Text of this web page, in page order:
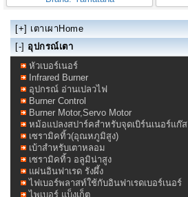
[+] เตาเผาHome
[-] อุปกรณ์เตา
หัวเบอร์เนอร์
Infrared Burner
อุปกรณ์ อ่านเปลวไฟ
Burner Control
Burner Motor,Servo Motor
หม้อแปลงสปาร์คสำหรับจุดเบิร์นเนอร์แก๊ส
เซรามิคทิ้ว(อุณหภูมิสูง)
เบ้าสำหรับเตาหลอม
เซรามิคทิ้ว อลูมิน่าสูง
แผ่นอินฟาเรด รังผึ้ง
ไฟเบอร์พลาสท์ใช้กับอินฟาเรดเบอร์เนอร์
ไพเบอร์ แบ็งเก็ต